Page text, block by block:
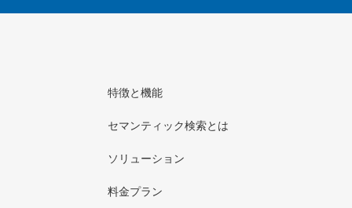
特徴と機能
セマンティック検索とは
ソリューション
料金プラン